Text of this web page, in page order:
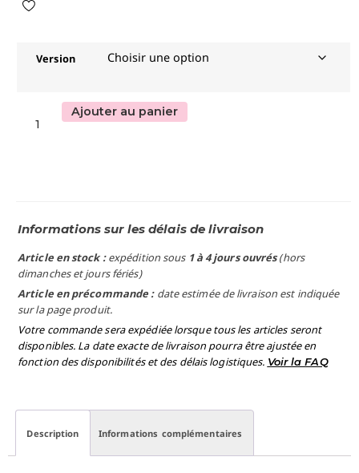
Version
Ajouter au panier
Informations sur les délais de livraison
Article en stock :expédition sous 1 à 4 jours ouvrés(hors
dimanches et jours fériés)
Article en précommande : date estimée de livraison est indiquée
sur la page produit.
Votre commande sera expédiée lorsque tous les articles seront
disponibles. La date exacte de livraison pourra être ajustée en
fonction des disponibilités et des délais logistiques. Voir la FAQ
Description Informations complémentaires